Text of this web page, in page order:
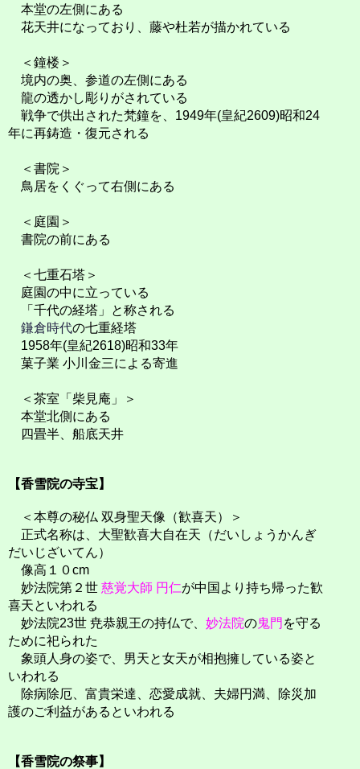
本堂の左側にある
花天井になっており、藤や杜若が描かれている
＜鐘楼＞
境内の奥、参道の左側にある
龍の透かし彫りがされている
戦争で供出された梵鐘を、1949年(皇紀2609)昭和24
年に再鋳造・復元される
＜書院＞
鳥居をくぐって右側にある
＜庭園＞
書院の前にある
＜七重石塔＞
庭園の中に立っている
「千代の経塔」と称される
鎌倉時代の七重経塔
1958年(皇紀2618)昭和33年
菓子業 小川金三による寄進
＜茶室「柴見庵」＞
本堂北側にある
四畳半、船底天井
【香雪院の寺宝】
＜本尊の秘仏 双身聖天像（歓喜天）＞
正式名称は、大聖歓喜大自在天（だいしょうかんぎ
だいじざいてん）
像高１０cm
妙法院第２世 慈覚大師 円仁が中国より持ち帰った歓
喜天といわれる
妙法院23世 尭恭親王の持仏で、 妙法院の鬼門 を守る
ために祀られた
象頭人身の姿で、男天と女天が相抱擁している姿と
いわれる
除病除厄、富貴栄達、恋愛成就、夫婦円満、除災加
護のご利益があるといわれる
【香雪院の祭事】